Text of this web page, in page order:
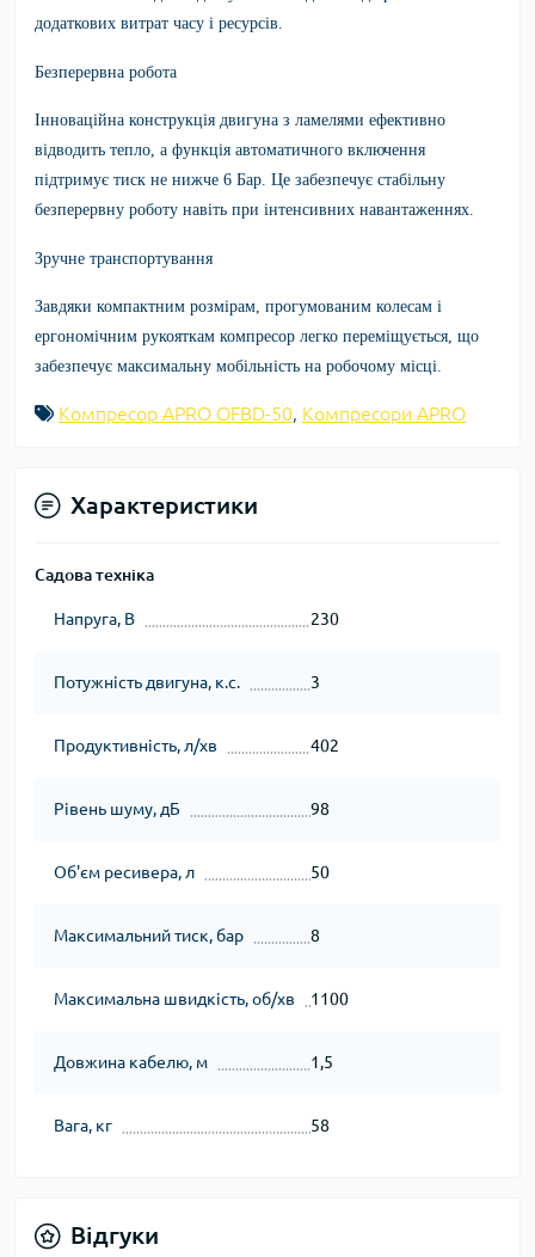
додаткових витрат часу і ресурсів.
Безперервна робота
Інноваційна конструкція двигуна з ламелями ефективно
відводить тепло, а функція автоматичного включення
підтримує тиск не нижче 6 Бар. Це забезпечує стабільну
безперервну роботу навіть при інтенсивних навантаженнях.
Зручне транспортування
Завдяки компактним розмірам, прогумованим колесам і
ергономічним рукояткам компресор легко переміщується, що
забезпечує максимальну мобільність на робочому місці.
Компресор APRO OFBD-50, Компресори APRO
Характеристики
Садова техніка
Напруга, В 230
Потужність двигуна, к.с. 3
Продуктивність, л/хв 402
Рівень шуму, дБ 98
Об'єм ресивера, л 50
Максимальний тиск, бар 8
Максимальна швидкість, об/хв 1100
Довжина кабелю, м 1,5
Вага, кг 58
Відгуки